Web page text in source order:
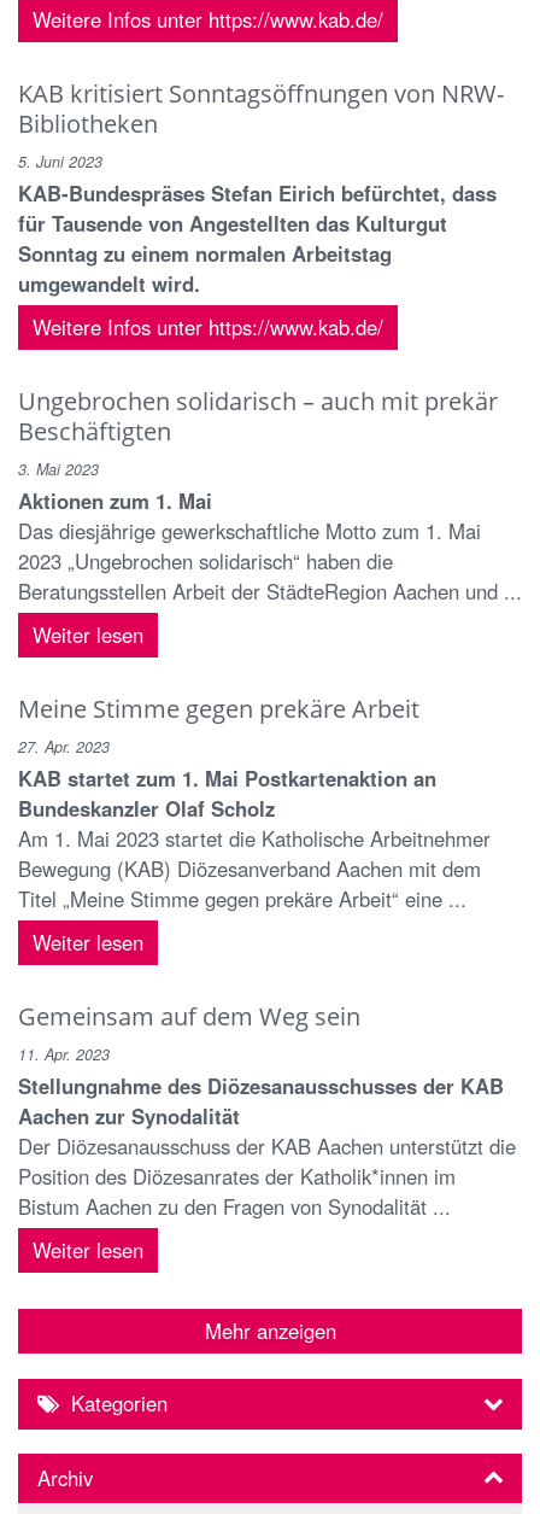
Weitere Infos unter https://www.kab.de/
KAB kritisiert Sonntagsöffnungen von NRW-
Bibliotheken
5. Juni 2023
KAB-Bundespräses Stefan Eirich befürchtet, dass
für Tausende von Angestellten das Kulturgut
Sonntag zu einem normalen Arbeitstag
umgewandelt wird.
Weitere Infos unter https://www.kab.de/
Ungebrochen solidarisch – auch mit prekär
Beschäftigten
3. Mai 2023
Aktionen zum 1. Mai
Das diesjährige gewerkschaftliche Motto zum 1. Mai
2023 „Ungebrochen solidarisch“ haben die
Beratungsstellen Arbeit der StädteRegion Aachen und ...
Weiter lesen
Meine Stimme gegen prekäre Arbeit
27. Apr. 2023
KAB startet zum 1. Mai Postkartenaktion an
Bundeskanzler Olaf Scholz
Am 1. Mai 2023 startet die Katholische Arbeitnehmer
Bewegung (KAB) Diözesanverband Aachen mit dem
Titel „Meine Stimme gegen prekäre Arbeit“ eine ...
Weiter lesen
Gemeinsam auf dem Weg sein
11. Apr. 2023
Stellungnahme des Diözesanausschusses der KAB
Aachen zur Synodalität
Der Diözesanausschuss der KAB Aachen unterstützt die
Position des Diözesanrates der Katholik*innen im
Bistum Aachen zu den Fragen von Synodalität ...
Weiter lesen
Mehr anzeigen
Kategorien
Archiv